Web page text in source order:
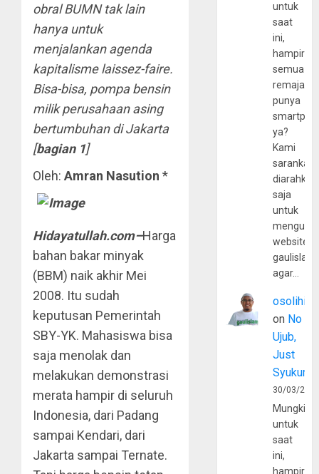
obral BUMN tak lain
hanya untuk
menjalankan agenda
kapitalisme laissez-faire.
Bisa-bisa, pompa bensin
milik perusahaan asing
bertumbuhan diJakarta
[bagian 1]
Oleh: Amran Nasution *
Hidayatullah.com–Harga
bahan bakar minyak
(BBM) naik akhir Mei
2008. Itu sudah
keputusan Pemerintah
SBY-YK. Mahasiswa bisa
saja menolak dan
melakukan demonstrasi
merata hampir di seluruh
Indonesia, dari Padang
sampai Kendari, dari
Jakarta sampai Ternate.
untuk
saat
ini,
hampir
semua
remaja
punya
ya?
Kami
sarankan,
diarahkan
saja
untuk
website
agar…
osolihin
on No
Ujub,
Just
Syukur
30/03/
Mungkin
untuk
saat
ini,
hampir